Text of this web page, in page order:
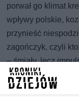
porwał go klimat
wpływy polskie,
przynieść
zagończyk, czyli
– śmiały, lecz
w ryzach. To
czynu, o którym